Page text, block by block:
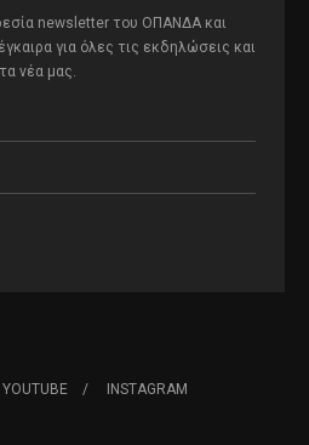
newsletter του ΟΠΑΝΔΑ και
για όλες τις εκδηλώσεις και
τα νέα μας.
YOUTUBE INSTAGRAM